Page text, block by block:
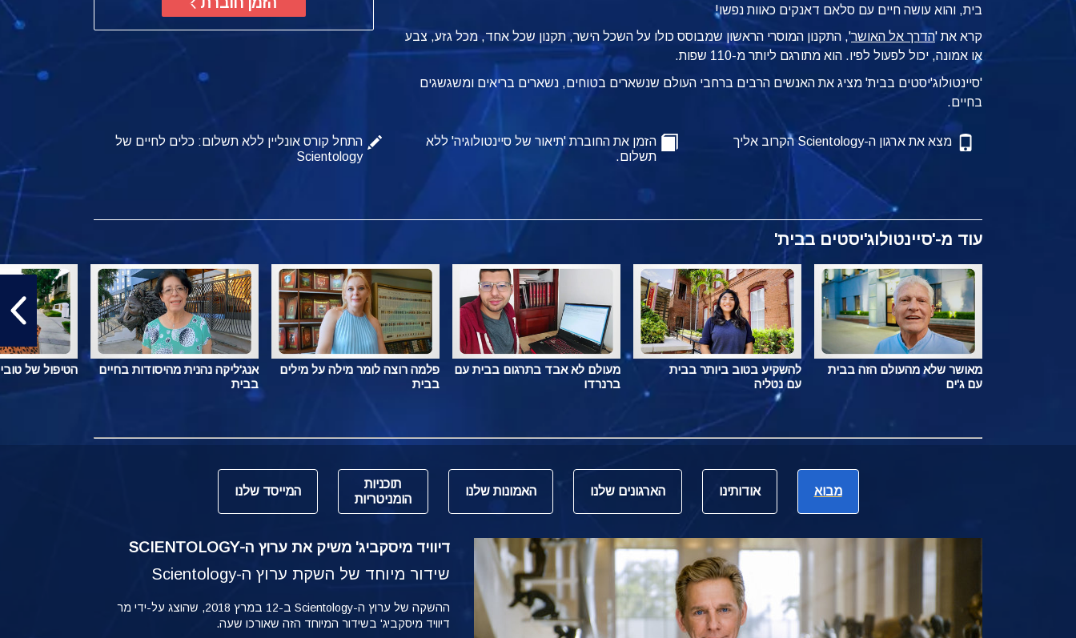
בית, והוא עושה חיים עם סלאם דאנקים כאוות נפשו!
קרא את 'הדרך אל האושר', התקנון המוסרי הראשון שמבוסס כולו על השכל הישר, תקנון שכל אחד, מכל גזע, צבע
או אמונה, יכול לפעול לפיו. הוא מתורגם ליותר מ-110 שפות.
'סיינטולוג'יסטים בבית' מציג את האנשים הרבים ברחבי העולם שנשארים בטוחים, נשארים בריאים ומשגשגים
בחיים.
מצא את ארגון ה-Scientology הקרוב אליך
הזמן את החוברת 'תיאור של סיינטולוגיה' ללא
תשלום.
התחל קורס אונליין ללא תשלום: כלים לחיים של
Scientology
עוד מ-'סיינטולוג'יסטים בבית'
מאושר שלא מהעולם הזה בבית
עם ג'ים
להשקיע בטוב ביותר בבית
עם נטליה
מעולם לא אבד בתרגום בבית עם
ברנרדו
פלמה רוצה לומר מילה על מילים
בבית
אנג'ליקה נהנית מהיסודות בחיים
בבית
הטיפול של
מבוא אודותינו הארגונים שלנו האמונות שלנו
תוכניות
הומניטריות
המייסד שלנו
דיוויד מיסקביג' משיק את ערוץ ה-SCIENTOLOGY
שידור מיוחד של השקת ערוץ ה-Scientology
ההשקה של ערוץ ה-Scientology ב-12 במרץ 2018, שהוצג על-ידי מר
דיוויד מיסקביג' בשידור המיוחד הזה שאורכו שעה.